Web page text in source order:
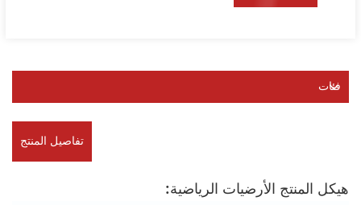
فئات
تفاصيل المنتج
هيكل المنتج الأرضيات الرياضية: